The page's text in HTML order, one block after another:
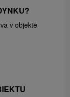
v objekte